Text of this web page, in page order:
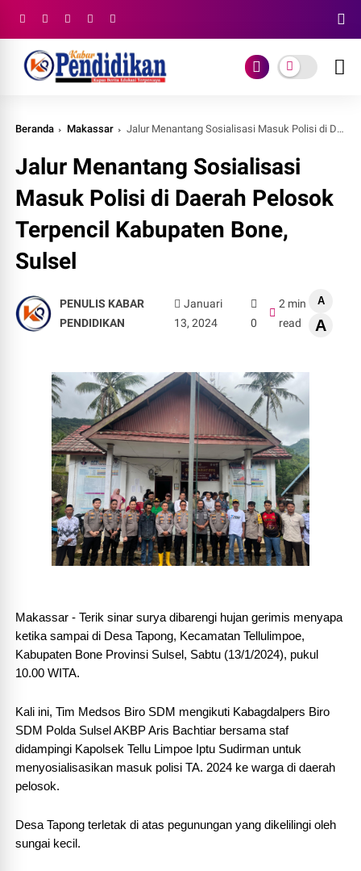
Beranda Makassar Jalur Menantang Sosialisasi Masuk Polisi di Daerah Pelosok Terpencil Kabupaten Bone, Sulsel
Jalur Menantang Sosialisasi
Masuk Polisi di Daerah Pelosok
Terpencil Kabupaten Bone,
Sulsel
PENULIS KABAR
PENDIDIKAN
Januari
13, 2024
0
2 min
read
A
A
Makassar - Terik sinar surya dibarengi hujan gerimis menyapa
ketika sampai di Desa Tapong, Kecamatan Tellulimpoe,
Kabupaten Bone Provinsi Sulsel, Sabtu (13/1/2024), pukul
10.00 WITA.
Kali ini, Tim Medsos Biro SDM mengikuti Kabagdalpers Biro
SDM Polda Sulsel AKBP Aris Bachtiar bersama staf
didampingi Kapolsek Tellu Limpoe Iptu Sudirman untuk
menyosialisasikan masuk polisi TA. 2024 ke warga di daerah
pelosok.
Desa Tapong terletak di atas pegunungan yang dikelilingi oleh
sungai kecil.